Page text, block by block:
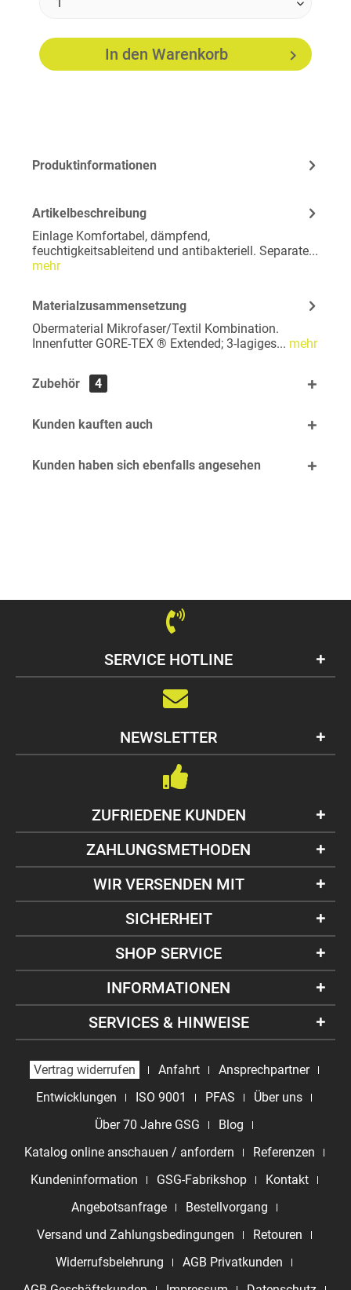
In den Warenkorb
Produktinformationen
Artikelbeschreibung
Einlage Komfortabel, dämpfend,
feuchtigkeitsableitend und antibakteriell. Separate...
mehr
Materialzusammensetzung
Obermaterial Mikrofaser/Textil Kombination.
Innenfutter GORE-TEX ® Extended; 3-lagiges... mehr
Zubehör 4
Kunden kauften auch
Kunden haben sich ebenfalls angesehen
SERVICE HOTLINE
SHOP SERVICE
INFORMATIONEN
SERVICES & HINWEISE
NEWSLETTER
ZUFRIEDENE KUNDEN
ZAHLUNGSMETHODEN
WIR VERSENDEN MIT
SICHERHEIT
Vertrag widerrufen Anfahrt
Ansprechpartner
Entwicklungen
ISO 9001 PFAS
Über uns
Über 70 Jahre GSG
Blog
Katalog online anschauen / anfordern
Referenzen
Kundeninformation
GSG-Fabrikshop
Kontakt
Angebotsanfrage
Bestellvorgang
Versand und Zahlungsbedingungen
Retouren
Widerrufsbelehrung
AGB Privatkunden